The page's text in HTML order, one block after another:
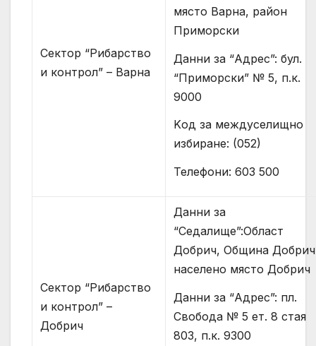
Сектор “Рибарство
и контрол” – Варна
място Варна, район
Приморски
Данни за “Адрес”: бул.
“Приморски” № 5, п.к.
9000
Kод за междуселищно
избиране: (052)
Телефони: 603 500
Сектор “Рибарство
и контрол” –
Добрич
Данни за
“Седалище”:Област
Добрич, Община
населено място Добрич
Данни за “Адрес”: пл.
Свобода № 5 ет. 8 стая
803, п.к. 9300